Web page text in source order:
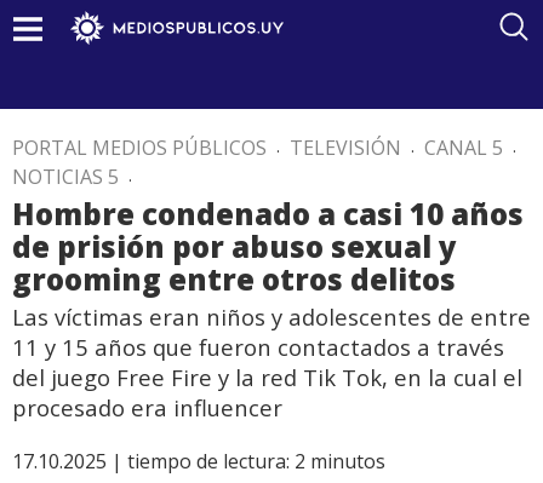
PORTAL MEDIOS PÚBLICOS . TELEVISIÓN . CANAL 5 .
NOTICIAS 5 .
Hombre condenado a casi 10 años
de prisión por abuso sexual y
grooming entre otros delitos
Las víctimas eran niños y adolescentes de entre
11 y 15 años que fueron contactados a través
del juego Free Fire y la red Tik Tok, en la cual el
procesado era influencer
17.10.2025 | tiempo de lectura: 2 minutos